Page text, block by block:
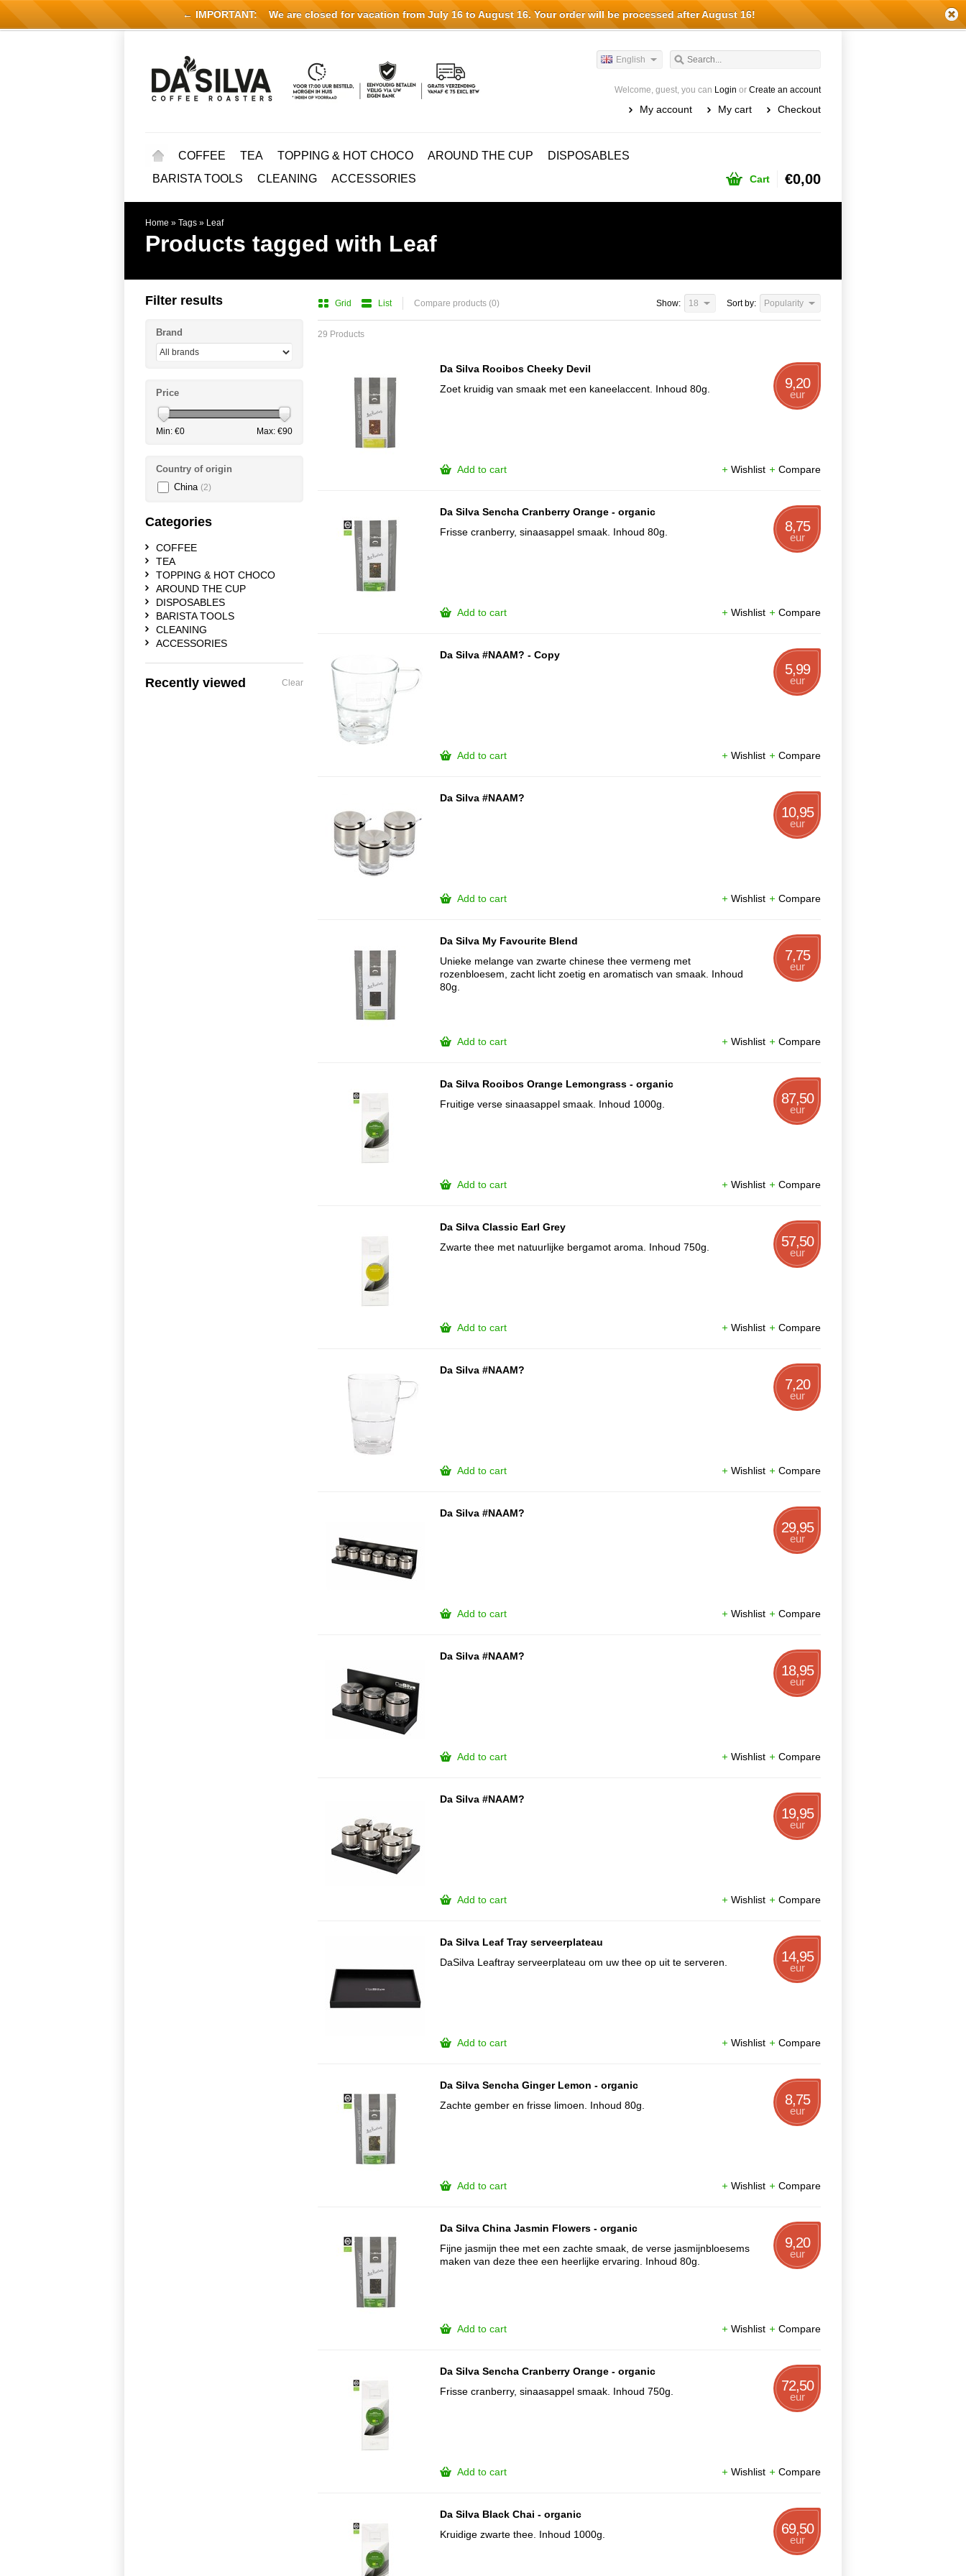
English
Welcome, guest, you can Login or Create an account
My account My cart Checkout
COFFEE TEA TOPPING & HOT CHOCO AROUND THE CUP
DISPOSABLES
BARISTA TOOLS
CLEANING ACCESSORIES Cart €0,00
Home » Tags » Leaf
Products tagged with Leaf
Grid List Compare products (0) Sort by: Popularity
Show: 18
29 Products
Da Silva Rooibos Cheeky Devil
Zoet kruidig van smaak met een kaneelaccent. Inhoud 80g.
9,20
eur
Add to cart Wishlist Compare
Da Silva Sencha Cranberry Orange - organic
Frisse cranberry, sinaasappel smaak. Inhoud 80g.
8,75
eur
Add to cart Wishlist Compare
Da Silva #NAAM? - Copy
5,99
eur
Add to cart Wishlist Compare
Da Silva #NAAM?
10,95
eur
Add to cart Wishlist Compare
Da Silva My Favourite Blend
Unieke melange van zwarte chinese thee vermeng met
rozenbloesem, zacht licht zoetig en aromatisch van smaak. Inhoud
80g.
7,75
eur
Add to cart Wishlist Compare
Da Silva Rooibos Orange Lemongrass - organic
Fruitige verse sinaasappel smaak. Inhoud 1000g.
87,50
eur
Add to cart Wishlist Compare
Da Silva Classic Earl Grey
Zwarte thee met natuurlijke bergamot aroma. Inhoud 750g.
57,50
eur
Add to cart Wishlist Compare
Da Silva #NAAM?
7,20
eur
Add to cart Wishlist Compare
Da Silva #NAAM?
29,95
eur
Add to cart Wishlist Compare
Da Silva #NAAM?
18,95
eur
Add to cart Wishlist Compare
Da Silva #NAAM?
19,95
eur
Add to cart Wishlist Compare
Da Silva Leaf Tray serveerplateau
DaSilva Leaftray serveerplateau om uw thee op uit te serveren.
14,95
eur
Add to cart Wishlist Compare
Da Silva Sencha Ginger Lemon - organic
Zachte gember en frisse limoen. Inhoud 80g.
8,75
eur
Add to cart Wishlist Compare
Da Silva China Jasmin Flowers - organic
Fijne jasmijn thee met een zachte smaak, de verse jasmijnbloesems
maken van deze thee een heerlijke ervaring. Inhoud 80g.
9,20
eur
Add to cart Wishlist Compare
Da Silva Sencha Cranberry Orange - organic
Frisse cranberry, sinaasappel smaak. Inhoud 750g.
72,50
eur
Add to cart Wishlist Compare
Da Silva Black Chai - organic
Kruidige zwarte thee. Inhoud 1000g.
69,50
eur
Filter results
Brand
Price
Min: €0 Max: €90
Country of origin
China (2)
Categories
COFFEE
TEA
TOPPING & HOT CHOCO
AROUND THE CUP
DISPOSABLES
BARISTA TOOLS
CLEANING
ACCESSORIES
Recently viewed Clear
← IMPORTANT:We are closed for vacation from July 16 to August 16. Your order will be processed after August 16!